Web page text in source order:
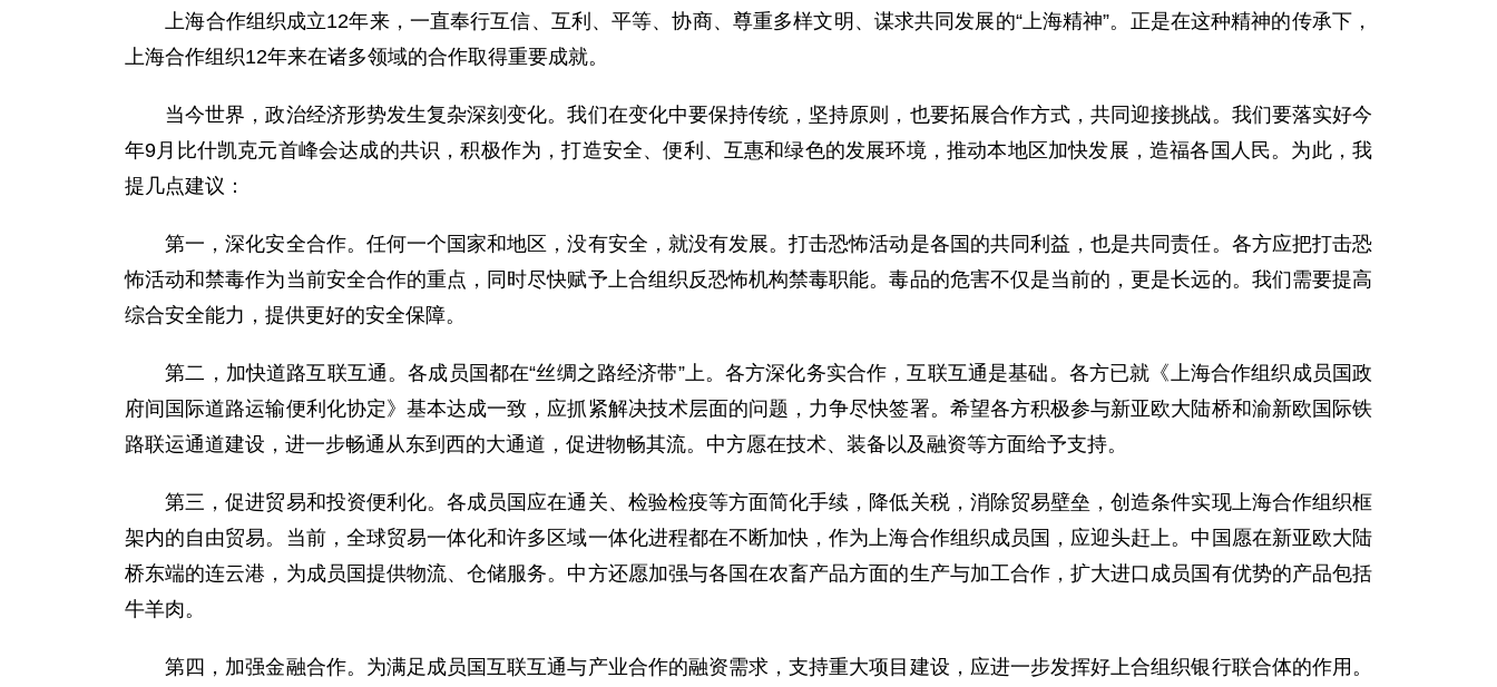
上海合作组织成立12年来，一直奉行互信、互利、平等、协商、尊重多样文明、谋求共同发展的“上海精神”。正是在这种精神的传承下，
上海合作组织12年来在诸多领域的合作取得重要成就。
当今世界，政治经济形势发生复杂深刻变化。我们在变化中要保持传统，坚持原则，也要拓展合作方式，共同迎接挑战。我们要落实好今
年9月比什凯克元首峰会达成的共识，积极作为，打造安全、便利、互惠和绿色的发展环境，推动本地区加快发展，造福各国人民。为此，我
提几点建议：
第一，深化安全合作。任何一个国家和地区，没有安全，就没有发展。打击恐怖活动是各国的共同利益，也是共同责任。各方应把打击恐
怖活动和禁毒作为当前安全合作的重点，同时尽快赋予上合组织反恐怖机构禁毒职能。毒品的危害不仅是当前的，更是长远的。我们需要提高
综合安全能力，提供更好的安全保障。
第二，加快道路互联互通。各成员国都在“丝绸之路经济带”上。各方深化务实合作，互联互通是基础。各方已就《上海合作组织成员国政
府间国际道路运输便利化协定》基本达成一致，应抓紧解决技术层面的问题，力争尽快签署。希望各方积极参与新亚欧大陆桥和渝新欧国际铁
路联运通道建设，进一步畅通从东到西的大通道，促进物畅其流。中方愿在技术、装备以及融资等方面给予支持。
第三，促进贸易和投资便利化。各成员国应在通关、检验检疫等方面简化手续，降低关税，消除贸易壁垒，创造条件实现上海合作组织框
架内的自由贸易。当前，全球贸易一体化和许多区域一体化进程都在不断加快，作为上海合作组织成员国，应迎头赶上。中国愿在新亚欧大陆
桥东端的连云港，为成员国提供物流、仓储服务。中方还愿加强与各国在农畜产品方面的生产与加工合作，扩大进口成员国有优势的产品包括
牛羊肉。
第四，加强金融合作。为满足成员国互联互通与产业合作的融资需求，支持重大项目建设，应进一步发挥好上合组织银行联合体的作用。